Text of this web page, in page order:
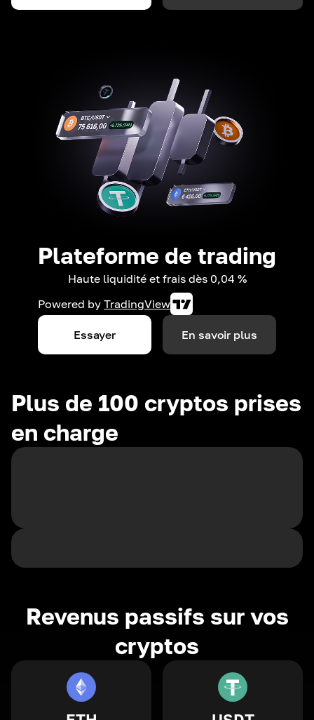
Plateforme de trading
Haute liquidité et frais dès 0,04 %
Powered by TradingView
Essayer En savoir plus
Plus de 100 cryptos prises
en charge
Revenus passifs sur vos
cryptos